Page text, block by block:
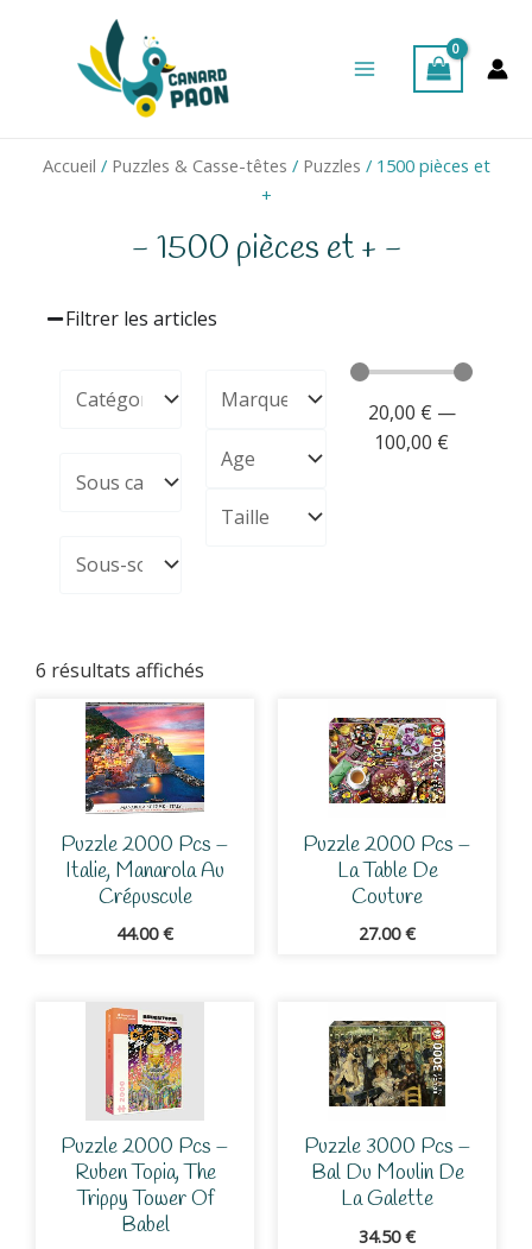
Menu
Accueil / Puzzles & Casse-têtes / Puzzles / 1500 pièces et
+
- 1500 pièces et + -
Filtrer les articles
20,00 € —
100,00 €
6 résultats affichés
Puzzle 2000 Pcs –
Italie, Manarola Au
Crépuscule
44.00€
Puzzle 2000 Pcs –
La Table De
Couture
27.00€
Puzzle 2000 Pcs –
Ruben Topia, The
Trippy Tower Of
Babel
Puzzle 3000 Pcs –
Bal Du Moulin De
La Galette
34.50€